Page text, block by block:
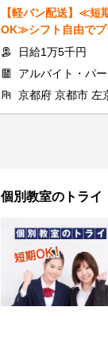
【軽バン配送】≪短
OK≫シフト自由でプ
と両立◎MAX50万円
日給1万5千円
アルバイト・パー
京都府 京都市 左
個別教室のトラ